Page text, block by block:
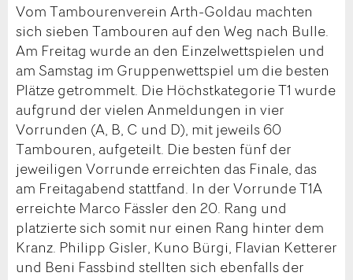
Vom Tambourenverein Arth-Goldau machten
sich sieben Tambouren auf den Weg nach Bulle.
Am Freitag wurde an den Einzelwettspielen und
am Samstag im Gruppenwettspiel um die besten
Plätze getrommelt. Die Höchstkategorie T1 wurde
aufgrund der vielen Anmeldungen in vier
Vorrunden (A, B, C und D), mit jeweils 60
Tambouren, aufgeteilt. Die besten fünf der
jeweiligen Vorrunde erreichten das Finale, das
am Freitagabend stattfand. In der Vorrunde T1A
erreichte Marco Fässler den 20. Rang und
platzierte sich somit nur einen Rang hinter dem
Kranz. Philipp Gisler, Kuno Bürgi, Flavian Ketterer
und Beni Fassbind stellten sich ebenfalls der